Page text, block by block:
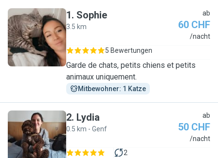
S
1. Sophie
3.5 km
ab
60 CHF
/nacht
5 Bewertungen
Garde de chats, petits chiens et petits
animaux uniquement.
Mitbewohner: 1 Katze
L
2. Lydia
0.5 km - Genf
ab
50 CHF
/nacht
2